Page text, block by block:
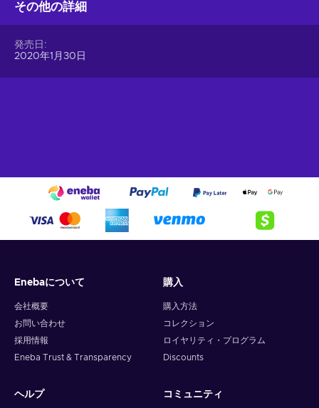
users can easily receive popular cryptocurrencies such as
them.
How to redeem Gift Me Crypto (GMC)
3. Enter your email address,
4. Pick the desired crypto between 8 of the most popular
crypto,
5. Enter your wallet address and click on redeem,
Note: You can choose one currency at a time and can only
redeem your whole voucher at once. Once you’ve done that,
you should give it up to 30 minutes for your cryptocurrency
to arrive in your wallet. After that, you can use your new
その他の詳細
発売日
2020年1月30日
Enebaについて
会社概要
お問い合わせ
採用情報
Eneba Trust & Transparency
購入
購入方法
コレクション
ロイヤリティ・プログラム
Discounts
ヘルプ コミュニティ